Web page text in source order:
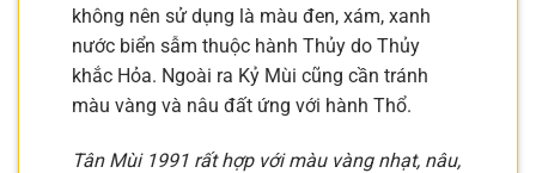
không nên sử dụng là màu đen, xám, xanh
nước biển sẫm thuộc hành Thủy do Thủy
khắc Hỏa. Ngoài ra Kỷ Mùi cũng cần tránh
màu vàng và nâu đất ứng với hành Thổ.
Tân Mùi 1991 rất hợp với màu vàng nhạt, nâu,